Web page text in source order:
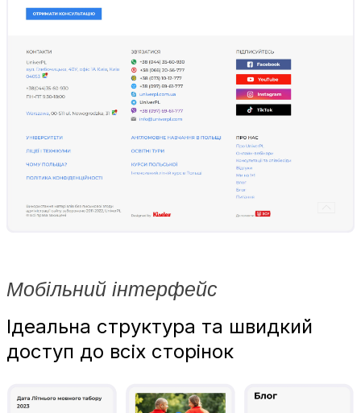
Мобільний інтерфейс
Ідеальна структура та швидкий
доступ до всіх сторінок